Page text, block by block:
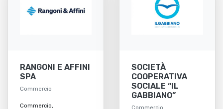
RANGONI E AFFINI
SPA
Commercio
Commercio,
SOCIETÀ
COOPERATIVA
SOCIALE “IL
GABBIANO”